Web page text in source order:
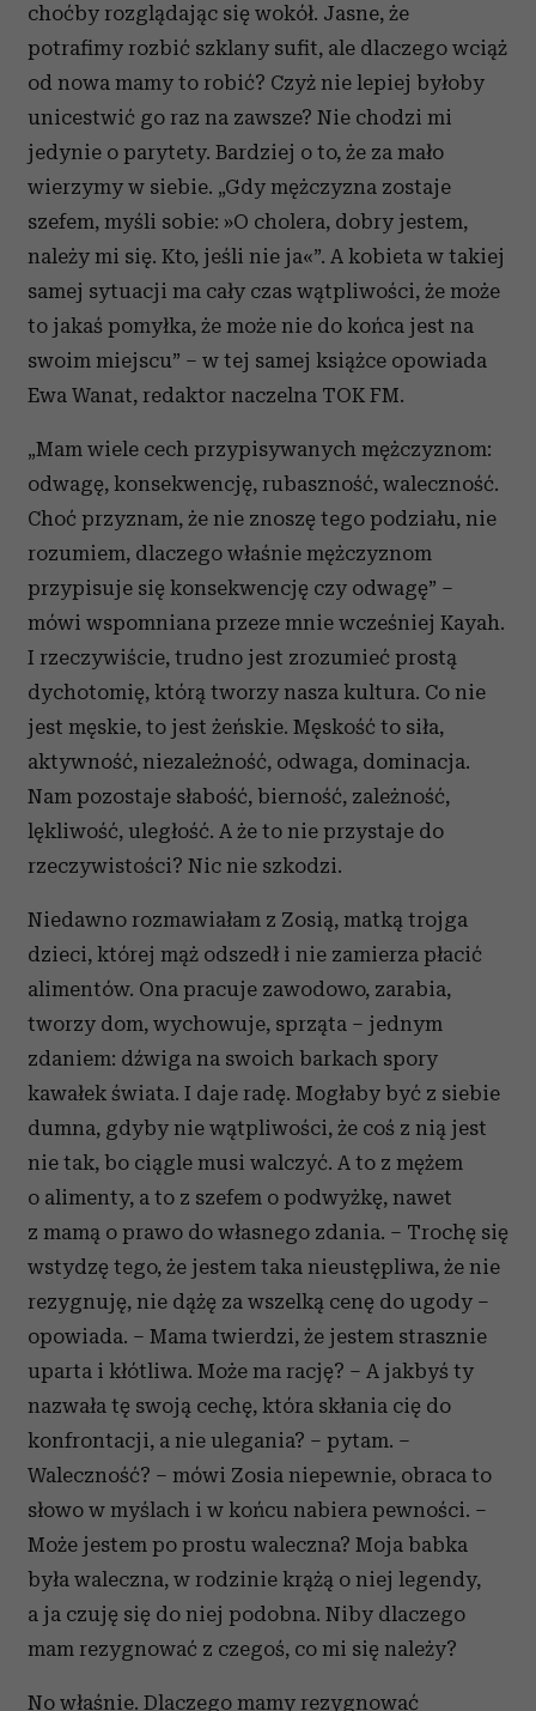
choćby rozglądając się wokół. Jasne, że
potrafimy rozbić szklany sufit, ale dlaczego wciąż
od nowa mamy to robić? Czyż nie lepiej byłoby
unicestwić go raz na zawsze? Nie chodzi mi
jedynie o parytety. Bardziej o to, że za mało
wierzymy w siebie. „Gdy mężczyzna zostaje
szefem, myśli sobie: »O cholera, dobry jestem,
należy mi się. Kto, jeśli nie ja«”. A kobieta w takiej
samej sytuacji ma cały czas wątpliwości, że może
to jakaś pomyłka, że może nie do końca jest na
swoim miejscu” – w tej samej książce opowiada
Ewa Wanat, redaktor naczelna TOK FM.
„Mam wiele cech przypisywanych mężczyznom:
odwagę, konsekwencję, rubaszność, waleczność.
Choć przyznam, że nie znoszę tego podziału, nie
rozumiem, dlaczego właśnie mężczyznom
przypisuje się konsekwencję czy odwagę” –
mówi wspomniana przeze mnie wcześniej Kayah.
I rzeczywiście, trudno jest zrozumieć prostą
dychotomię, którą tworzy nasza kultura. Co nie
jest męskie, to jest żeńskie. Męskość to siła,
aktywność, niezależność, odwaga, dominacja.
Nam pozostaje słabość, bierność, zależność,
lękliwość, uległość. A że to nie przystaje do
rzeczywistości? Nic nie szkodzi.
Niedawno rozmawiałam z Zosią, matką trojga
dzieci, której mąż odszedł i nie zamierza płacić
alimentów. Ona pracuje zawodowo, zarabia,
tworzy dom, wychowuje, sprząta – jednym
zdaniem: dźwiga na swoich barkach spory
kawałek świata. I daje radę. Mogłaby być z siebie
dumna, gdyby nie wątpliwości, że coś z nią jest
nie tak, bo ciągle musi walczyć. A to z mężem
o alimenty, a to z szefem o podwyżkę, nawet
z mamą o prawo do własnego zdania. – Trochę się
wstydzę tego, że jestem taka nieustępliwa, że nie
rezygnuję, nie dążę za wszelką cenę do ugody –
opowiada. – Mama twierdzi, że jestem strasznie
uparta i kłótliwa. Może ma rację? – A jakbyś ty
nazwała tę swoją cechę, która skłania cię do
konfrontacji, a nie ulegania? – pytam. –
Waleczność? – mówi Zosia niepewnie, obraca to
słowo w myślach i w końcu nabiera pewności. –
Może jestem po prostu waleczna? Moja babka
była waleczna, w rodzinie krążą o niej legendy,
a ja czuję się do niej podobna. Niby dlaczego
mam rezygnować z czegoś, co mi się należy?
No właśnie. Dlaczego mamy rezygnować